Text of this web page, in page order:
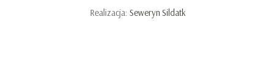
Realizacja: Seweryn Sildatk